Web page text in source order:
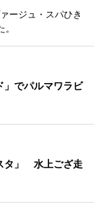
ージュ・スパひき
」でパルマワラビ
タ」 水上ござ走